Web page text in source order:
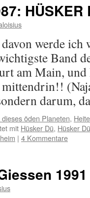
HÜSKER
werde ich
Band
am Main,
darum,
öden Planeten,
mit Hüsker Dü, Hüsker
| 4 Kommentare
1991